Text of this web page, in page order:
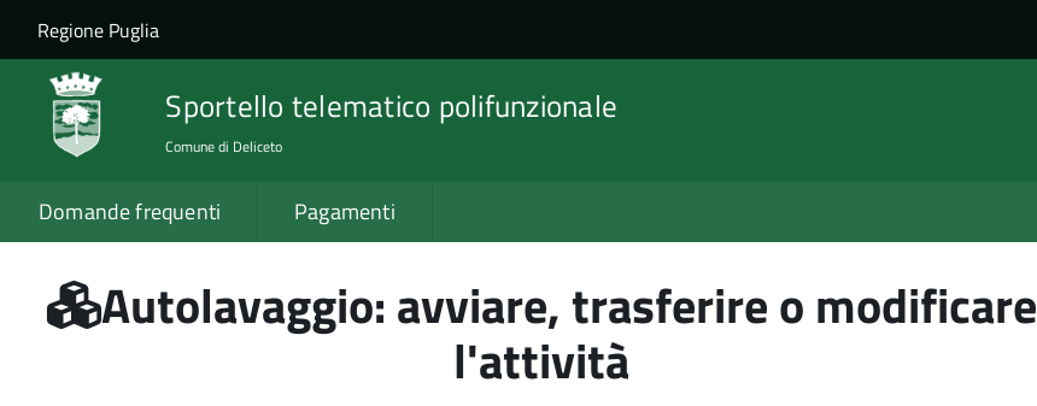
Salta al contenuto principale
Skip to site navigation
Regione Puglia
Sportello telematico polifunzionale
Comune di Deliceto
Domande frequenti Pagamenti
Autolavaggio: avviare, trasferire o modificare
l'attività